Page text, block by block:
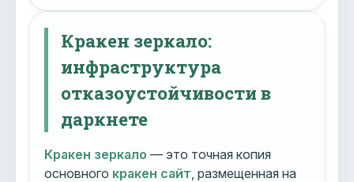
Кракен зеркало:
инфраструктура
отказоустойчивости в
даркнете
Кракен зеркало — это точная копия
основного кракен сайт , размещенная на